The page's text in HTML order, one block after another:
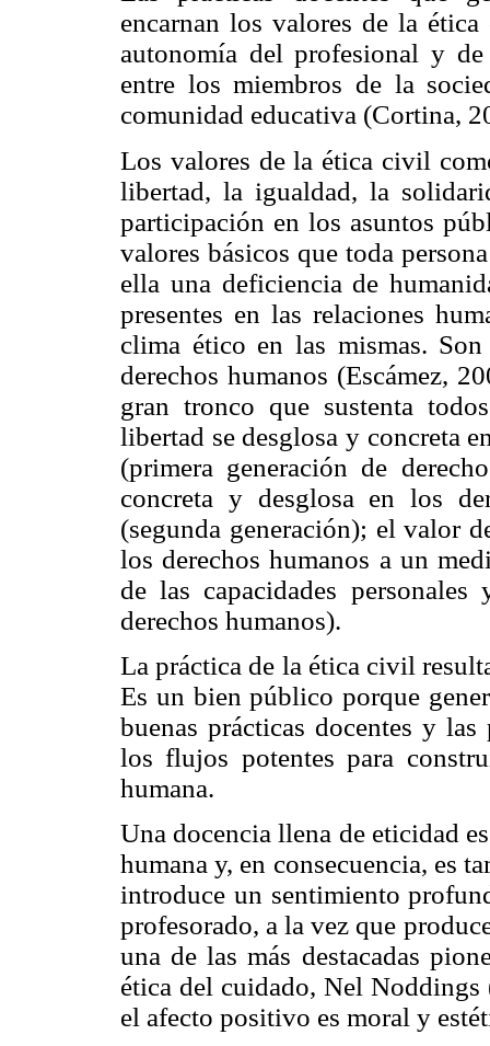
encarnan los valores de la
autonomía del profesional y
entre los miembros de la
comunidad educativa (Cortina,
Los valores de la ética civil
libertad, la igualdad, la
participación en los asuntos
valores básicos que toda
ella una deficiencia de
presentes en las relaciones
clima ético en las mismas.
derechos humanos (Escámez,
gran tronco que sustenta
libertad se desglosa y concreta
(primera generación de
concreta y desglosa en los
(segunda generación); el valor
los derechos humanos a un
de las capacidades
derechos humanos).
La práctica de la ética civil
Es un bien público porque
buenas prácticas docentes y
los flujos potentes para
humana.
Una docencia llena de eticidad
humana y, en consecuencia, es
introduce un sentimiento
profesorado, a la vez que
una de las más destacadas
ética del cuidado, Nel
el afecto positivo es moral y